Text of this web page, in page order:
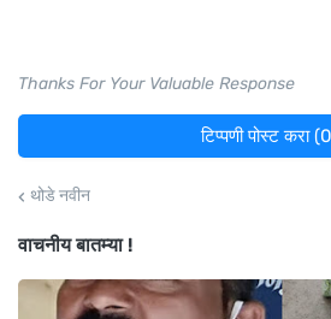
Thanks For Your Valuable Response
टिप्पणी पोस्ट करा
थोडे नवीन
वाचनीय बातम्या !